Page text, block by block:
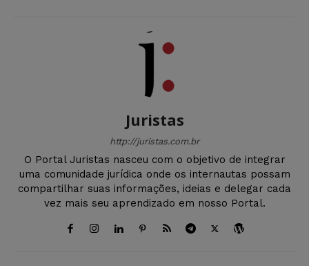
Juristas
http://juristas.com.br
O Portal Juristas nasceu com o objetivo de integrar
uma comunidade jurídica onde os internautas possam
compartilhar suas informações, ideias e delegar cada
vez mais seu aprendizado em nosso Portal.